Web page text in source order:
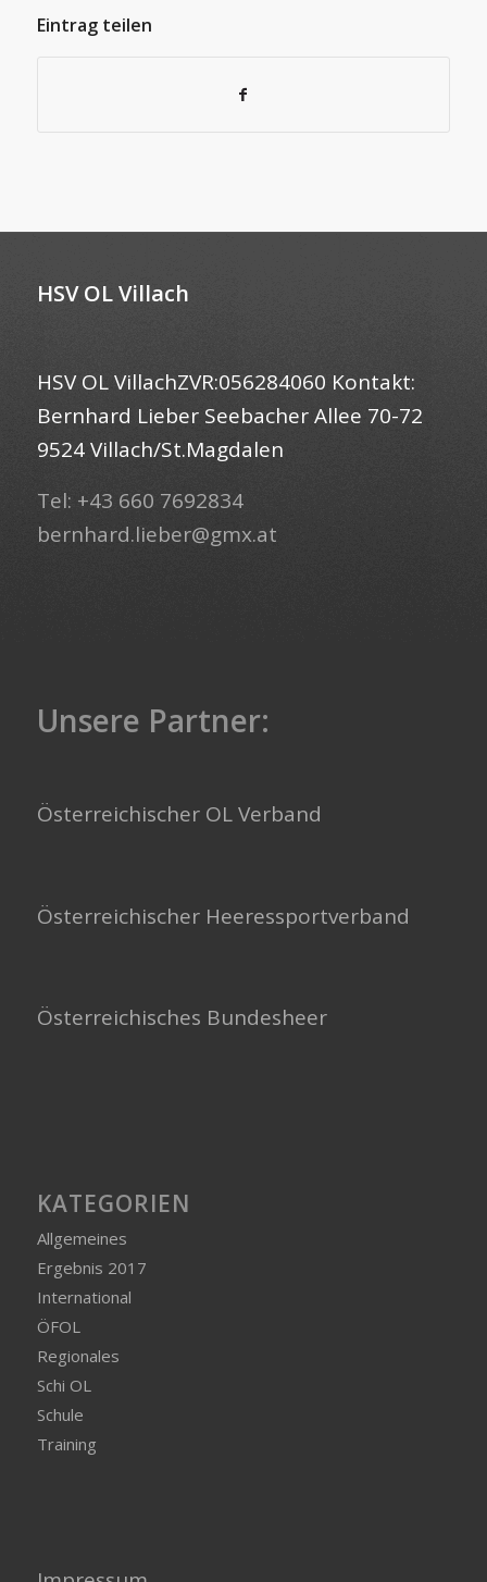
Eintrag teilen
HSV OL Villach
HSV OL VillachZVR:056284060 Kontakt:
Bernhard Lieber Seebacher Allee 70-72
9524 Villach/St.Magdalen
Tel: +43 660 7692834
bernhard.lieber@gmx.at
Unsere Partner:
Österreichischer OL Verband
Österreichischer Heeressportverband
Österreichisches Bundesheer
KATEGORIEN
Allgemeines
Ergebnis 2017
International
ÖFOL
Regionales
Schi OL
Schule
Training